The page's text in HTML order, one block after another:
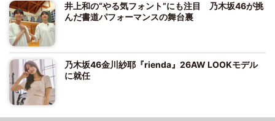
井上和の“やる気フォント”にも注目 乃木坂46が挑
んだ書道パフォーマンスの舞台裏
乃木坂46金川紗耶『rienda』26AW LOOKモデル
に就任